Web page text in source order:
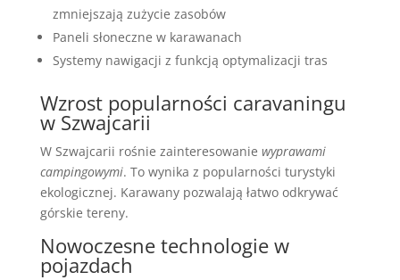
zmniejszają zużycie zasobów
Paneli słoneczne w karawanach
Systemy nawigacji z funkcją optymalizacji tras
Wzrost popularności caravaningu
w Szwajcarii
W Szwajcarii rośnie zainteresowanie wyprawami
campingowymi. To wynika z popularności turystyki
ekologicznej. Karawany pozwalają łatwo odkrywać
górskie tereny.
Nowoczesne technologie w
pojazdach